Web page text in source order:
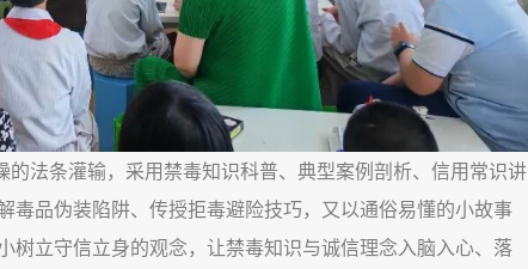
法条灌输，采用禁毒知识科普、典型案例剖析、信用常识讲
毒品伪装陷阱、传授拒毒避险技巧，又以通俗易懂的小故事
树立守信立身的观念，让禁毒知识与诚信理念入脑入心、落